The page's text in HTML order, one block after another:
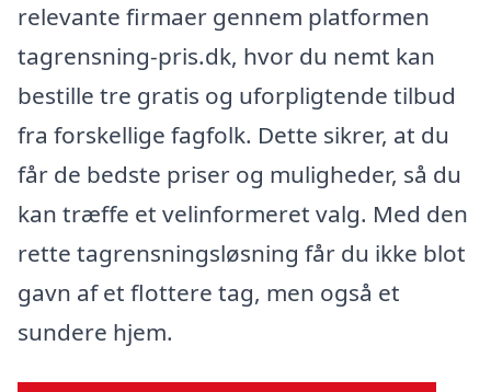
relevante firmaer gennem platformen
tagrensning-pris.dk, hvor du nemt kan
bestille tre gratis og uforpligtende tilbud
fra forskellige fagfolk. Dette sikrer, at du
får de bedste priser og muligheder, så du
kan træffe et velinformeret valg. Med den
rette tagrensningsløsning får du ikke blot
gavn af et flottere tag, men også et
sundere hjem.